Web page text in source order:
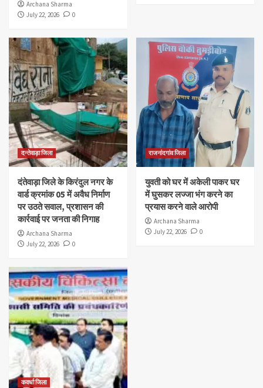
Archana Sharma
July 22, 2026
0
दन्तेवाड़ा जिला
दंतेवाड़ा जिले के किरंदुल नगर के
वार्ड क्रमांक 05 में अवैध निर्माण
पर उठते सवाल, प्रशासन की
कार्रवाई पर जनता की निगाह
Archana Sharma
July 22, 2026
0
राजनांदगांव जिला
युवती को घर में अकेली पाकर घर
में घुसकर लज्जा भंग करने का
प्रयास करने वाले आरोपी
Archana Sharma
July 22, 2026
0
कवर्धा जिला